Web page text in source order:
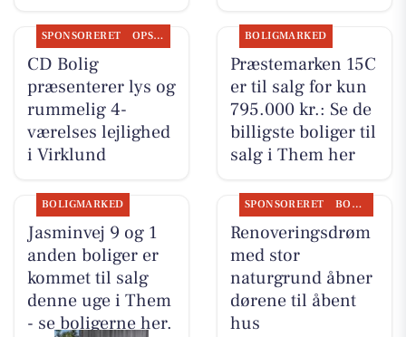
SPONSORERET OPSLAGSTAVLEN
CD Bolig
præsenterer lys og
rummelig 4-
værelses lejlighed
i Virklund
BOLIGMARKED
Præstemarken 15C
er til salg for kun
795.000 kr.: Se de
billigste boliger til
salg i Them her
BOLIGMARKED
Jasminvej 9 og 1
anden boliger er
kommet til salg
denne uge i Them
- se boligerne her.
SPONSORERET BOLIGMARKED
Renoveringsdrøm
med stor
naturgrund åbner
dørene til åbent
hus